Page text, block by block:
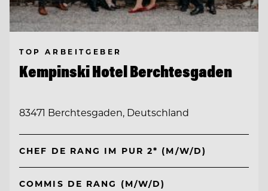
TOP ARBEITGEBER
Kempinski Hotel Berchtesgaden
83471 Berchtesgaden, Deutschland
CHEF DE RANG IM PUR 2* (M/W/D)
COMMIS DE RANG (M/W/D)